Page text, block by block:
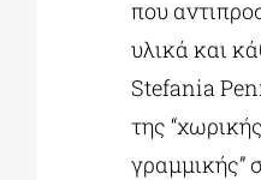
που
υλικά και
Stefania
της
γραμμικής”